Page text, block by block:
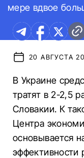
мере вдвое
20 АВГУСТА
В Украине
тратят в 2-2,5
Словакии. К
Центра
основывается
эффективности